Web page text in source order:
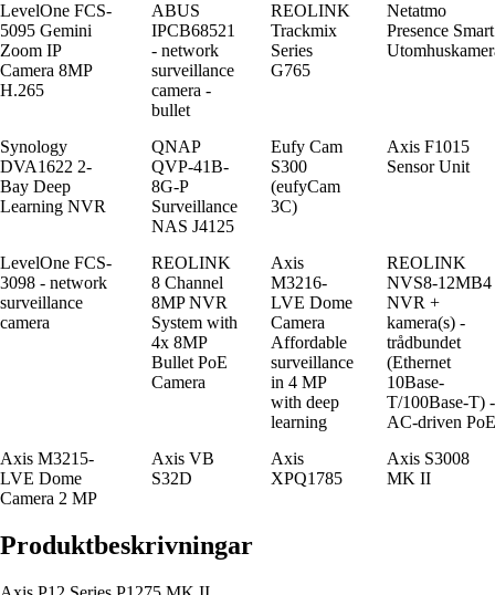
LevelOne FCS-
5095 Gemini
Zoom IP
Camera 8MP
H.265
ABUS
IPCB68521
- network
surveillance
camera -
bullet
REOLINK
Trackmix
Series
G765
Netatmo
Presence Smart
Synology
DVA1622 2-
Bay Deep
Learning NVR
QNAP
QVP-41B-
8G-P
Surveillance
NAS J4125
Eufy Cam
S300
(eufyCam
3C)
Axis F1015
Sensor Unit
LevelOne FCS-
3098 - network
surveillance
camera
REOLINK
8 Channel
8MP NVR
System with
4x 8MP
Bullet PoE
Camera
Axis
M3216-
LVE Dome
Camera
Affordable
surveillance
in 4 MP
with deep
learning
REOLINK
NVS8-12MB4
NVR +
kamera(s) -
trådbundet
(Ethernet
10Base-
T/100Base-T) -
AC-driven PoE
Axis M3215-
LVE Dome
Camera 2 MP
Axis VB
S32D
Axis
XPQ1785
Axis S3008
MK II
Produktbeskrivningar